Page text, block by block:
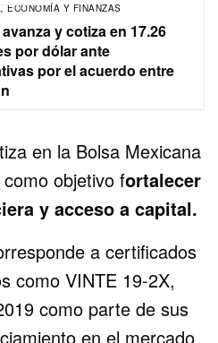
, ECONOMÍA Y FINANZAS
y cotiza en 17.26
por dólar ante
por el acuerdo entre
en la Bolsa Mexicana
objetivo fortalecer
y acceso a capital.
a certificados
como VINTE 19-2X,
como parte de sus
en el mercado